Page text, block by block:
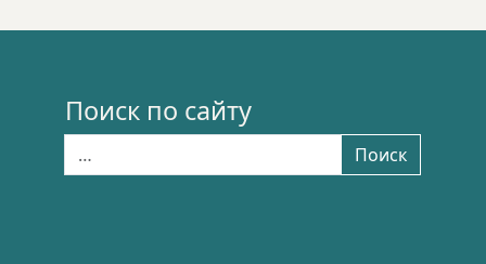
Поиск по сайту
Поиск